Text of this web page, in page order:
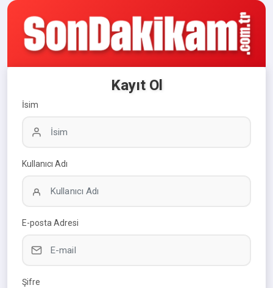
Kayıt Ol
İsim
Kullanıcı Adı
E-posta Adresi
Şifre